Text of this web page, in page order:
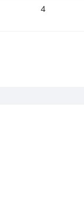
4